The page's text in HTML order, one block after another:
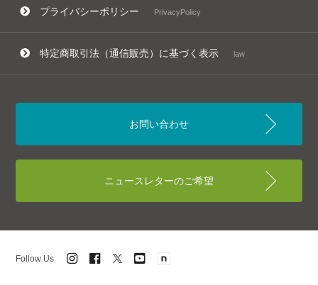
プライバシーポリシー PrivacyPolicy
特定商取引法（通信販売）に基づく表示 law
お問い合わせ
ニュースレターのご希望
Follow Us